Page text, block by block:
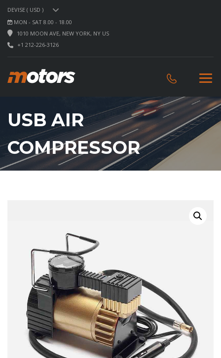
DEVISE ( USD )
MON - SAT 8.00 - 18.00
1010 MOON AVE, NEW YORK, NY US
+1 212-226-3126
USB AIR
COMPRESSOR